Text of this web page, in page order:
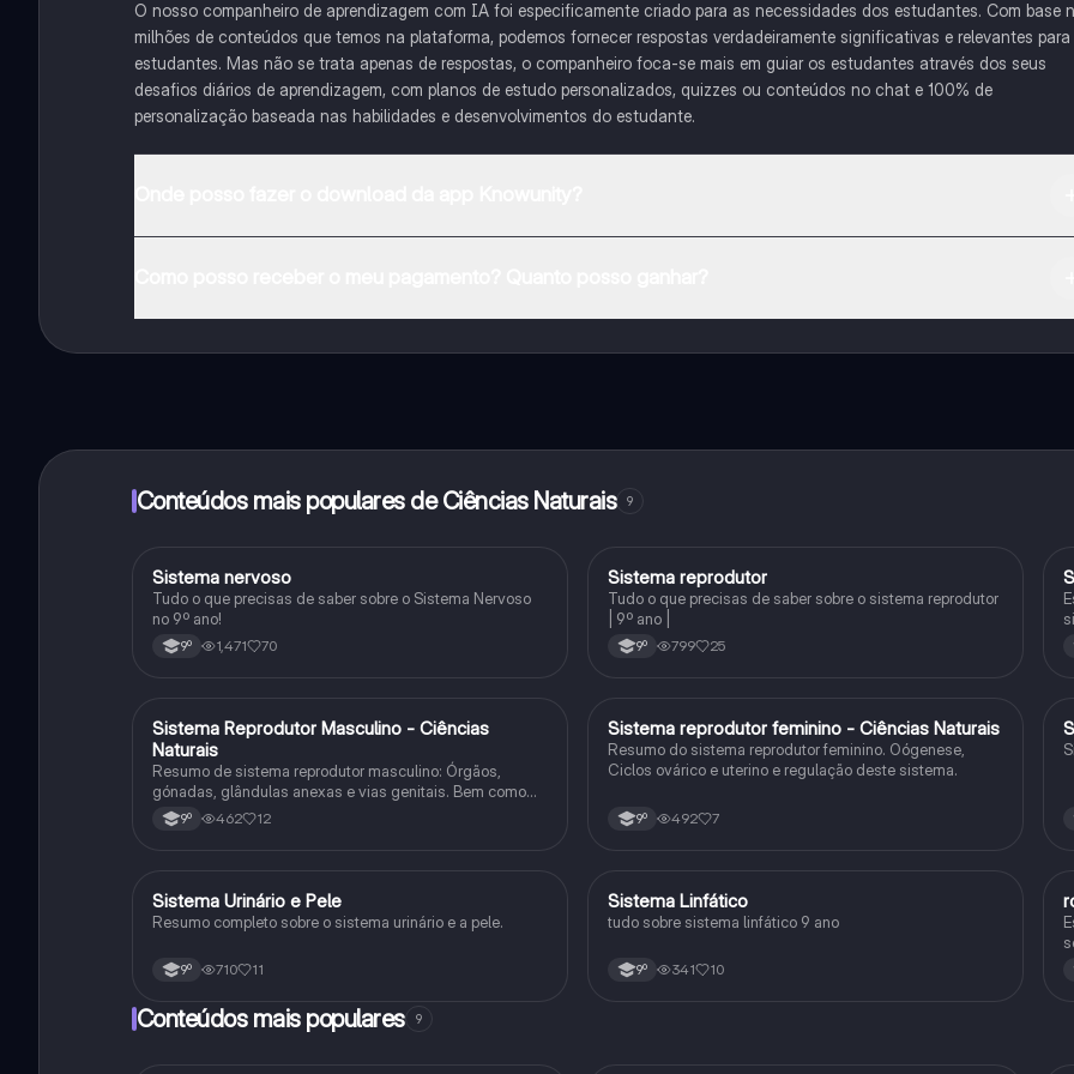
O nosso companheiro de aprendizagem com IA foi especificamente criado para as necessidades dos estudantes. Com base
milhões de conteúdos que temos na plataforma, podemos fornecer respostas verdadeiramente significativas e relevantes para
estudantes. Mas não se trata apenas de respostas, o companheiro foca-se mais em guiar os estudantes através dos seus
desafios diários de aprendizagem, com planos de estudo personalizados, quizzes ou conteúdos no chat e 100% de
personalização baseada nas habilidades e desenvolvimentos do estudante.
funcionalidades da aplicação, pode adquirir o Knowunity Pro.
Conteúdos mais populares de Ciências Naturais 9
Ciências Naturais
Sistema nervoso
Tudo o que precisas de saber sobre o Sistema Nervoso
no 9º ano!
9º 1,471 70
Ciências Naturais
Sistema reprodutor
Tudo o que precisas de saber sobre o sistema reprodutor
| 9º ano |
9º 799 25
Ciências Naturais
Sistema Reprodutor Masculino - Ciências
Naturais
Resumo de sistema reprodutor masculino: Órgãos,
gónadas, glândulas anexas e vias genitais. Bem como
espermatogénese e regulação deste sistema.
9º 462 12
Ciências Naturais
Sistema reprodutor feminino - Ciências Naturais
Resumo do sistema reprodutor feminino. Oógenese,
Ciclos ovárico e uterino e regulação deste sistema.
9º 492 7
Ciências Naturais
Sistema Urinário e Pele
Resumo completo sobre o sistema urinário e a pele.
9º 710 11
Ciências Naturais
Sistema Linfático
tudo sobre sistema linfático 9 ano
9º 341 10
Conteúdos mais populares 9